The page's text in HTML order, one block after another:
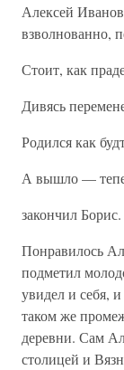
Алексей
взволнованно,
Стоит, как
Дивясь
Родился как
А вышло —
закончил Борис.
Понравилось
подметил
увидел и себя,
таком же
деревни. Сам
столицей и